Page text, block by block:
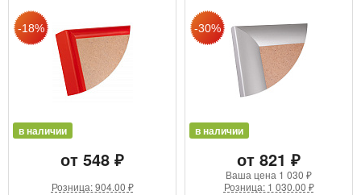
в наличии
от 548 ₽
Розница: 904.00 ₽
в наличии
от 821 ₽
Ваша цена 1 030 ₽
Розница: 1 030.00 ₽